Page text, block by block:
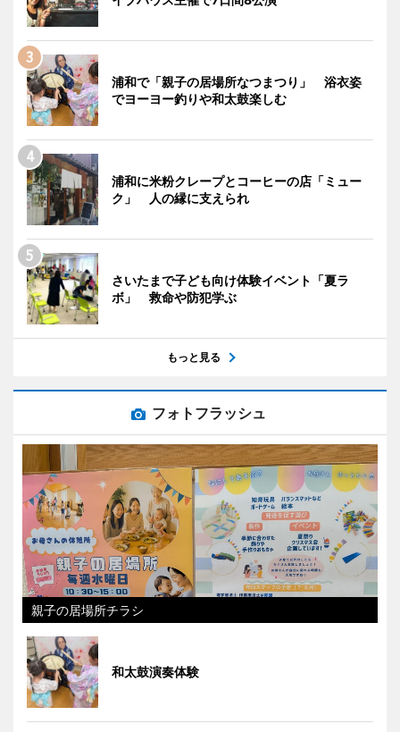
浦和で「親子の居場所なつまつり」 浴衣姿
でヨーヨー釣りや和太鼓楽しむ
浦和に米粉クレープとコーヒーの店「ミュー
ク」 人の縁に支えられ
さいたまで子ども向け体験イベント「夏ラ
ボ」 救命や防犯学ぶ
もっと見る
フォトフラッシュ
親子の居場所チラシ
和太鼓演奏体験